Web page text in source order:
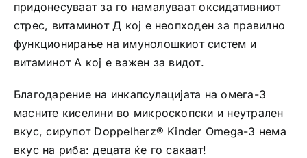
придонесуваат за го намалуваат оксидативниот
стрес, витаминот Д кој е неопходен за правилно
функционирање на имунолошкиот систем и
витаминот А кој е важен за видот.
Благодарение на инкапсулацијата на омега-3
масните киселини во микроскопски и неутрален
вкус, сирупот Doppelherz® Kinder Omega-3 нема
вкус на риба: децата ќе го сакаат!